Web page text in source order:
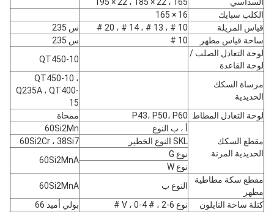
السداسي
165 ، 22 × 185 ، 22 × 195
الكلب سبايك
16 × 165
قياس المريلة
10 # ، 13 # ، 14 # ، 20 #
س 235
ساحة قياس مطهر
10 #
س 235
لوحة التعادل الصلب /
لوحة القاعدة
QT450-10
مرساة السكك
الحديدية
QT450-10 ،
Q235A ، QT400-
15
لوحة التعادل المطاط P43، P50، P60 ممحاة
مقطع السكك
الحديدية المرنة
أ ، ب النوع
60Si2Mn
SKL النوع الخطير
60Si2Cr ، 38Si7
نوع G
60Si2MnA
نوع W
مقطع سكة ​​مطاطية
مطهر
النوع ب
60Si2MnA
كتلة ساحة النايلون
نوع V ، 0-4 # ، 2-6 #
بولي أميد 66